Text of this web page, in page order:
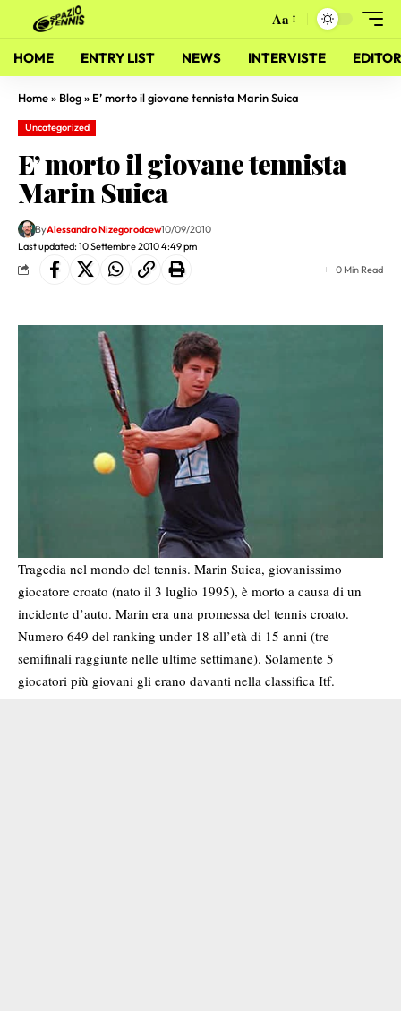
Aa
HOME ENTRY LIST NEWS INTERVISTE
Home» Blog» E’ morto il giovane tennista Marin Suica
Uncategorized
E’ morto il giovane tennista
Marin Suica
Last updated: 10 Settembre 2010 4:49 pm
ByAlessandro Nizegorodcew10/09/2010
0 Min Read
Tragedia nel mondo del tennis. Marin Suica, giovanissimo
giocatore croato (nato il 3 luglio 1995), è morto a causa di un
incidente d’auto. Marin era una promessa del tennis croato.
Numero 649 del ranking under 18 all’età di 15 anni (tre
semifinali raggiunte nelle ultime settimane). Solamente 5
giocatori più giovani gli erano davanti nella classifica Itf.